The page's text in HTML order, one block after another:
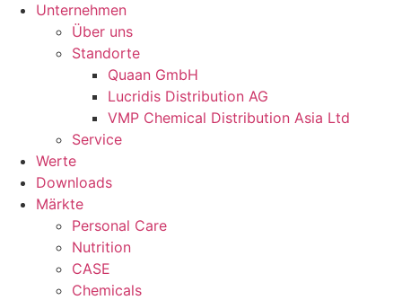
Unternehmen
Über uns
Standorte
Quaan GmbH
Lucridis Distribution AG
VMP Chemical Distribution Asia Ltd
Service
Werte
Downloads
Märkte
Personal Care
Nutrition
CASE
Chemicals